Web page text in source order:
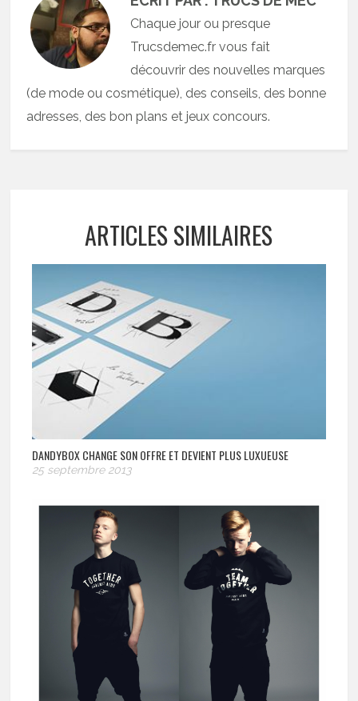
Chaque jour ou presque
Trucsdemec.fr vous fait
découvrir des nouvelles marques
(de mode ou cosmétique), des conseils, des bonne
adresses, des bon plans et jeux concours.
ARTICLES SIMILAIRES
DANDYBOX CHANGE SON OFFRE ET DEVIENT PLUS LUXUEUSE
25 septembre 2013